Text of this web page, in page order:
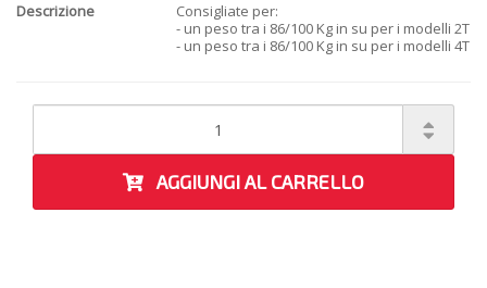
Descrizione
Consigliate per:
- un peso tra i 86/100 Kg in su per i modelli 2T
- un peso tra i 86/100 Kg in su per i modelli 4T
AGGIUNGI AL CARRELLO